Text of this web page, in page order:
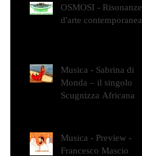
OSMOSI - Risonanze
d'arte contemporanea
Musica - Sabrina di
Monda – il singolo
Scugnizza Africana
Musica - Preview -
Francesco Mascio